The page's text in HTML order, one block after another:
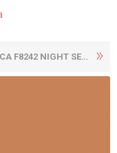
F8242 NIGHT SEA HPL